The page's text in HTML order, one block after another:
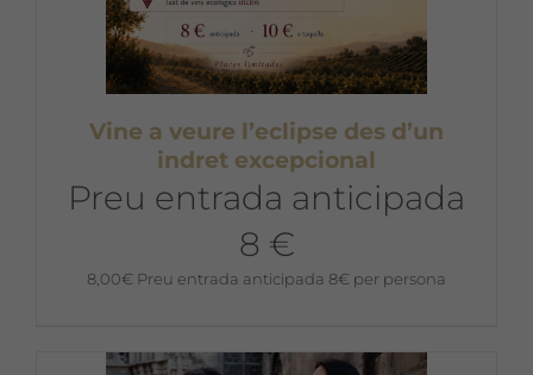
Vine a veure l’eclipse des d’un
indret excepcional
Preu entrada anticipada
8 €
8,00€ Preu entrada anticipada 8€ per persona